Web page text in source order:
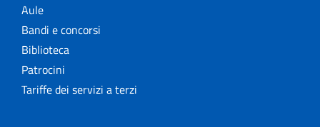
Aule
Bandi e concorsi
Biblioteca
Patrocini
Tariffe dei servizi a terzi